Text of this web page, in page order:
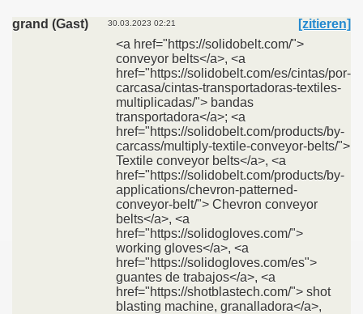
grand (Gast) 30.03.2023 02:21
[zitieren]
<a href="https://solidobelt.com/">
conveyor belts</a>, <a
href="https://solidobelt.com/es/cintas/por-
carcasa/cintas-transportadoras-textiles-
multiplicadas/"> bandas
transportadora</a>; <a
href="https://solidobelt.com/products/by-
carcass/multiply-textile-conveyor-belts/">
Textile conveyor belts</a>, <a
href="https://solidobelt.com/products/by-
applications/chevron-patterned-
conveyor-belt/"> Chevron conveyor
belts</a>, <a
href="https://solidogloves.com/">
working gloves</a>, <a
href="https://solidogloves.com/es">
guantes de trabajos</a>, <a
href="https://shotblastech.com/"> shot
blasting machine, granalladora</a>,